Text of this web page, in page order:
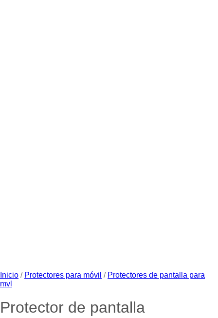
Inicio / Protectores para móvil / Protectores de pantalla para
mvl
Protector de pantalla